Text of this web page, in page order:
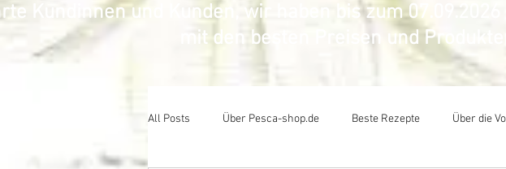
Kundinnen und Kunden, wir haben bis zum
mit den besten Preisen und
All Posts Über Pesca-shop.de Beste Rezepte ​Über die